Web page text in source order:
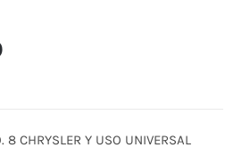
8 CHRYSLER Y USO UNIVERSAL